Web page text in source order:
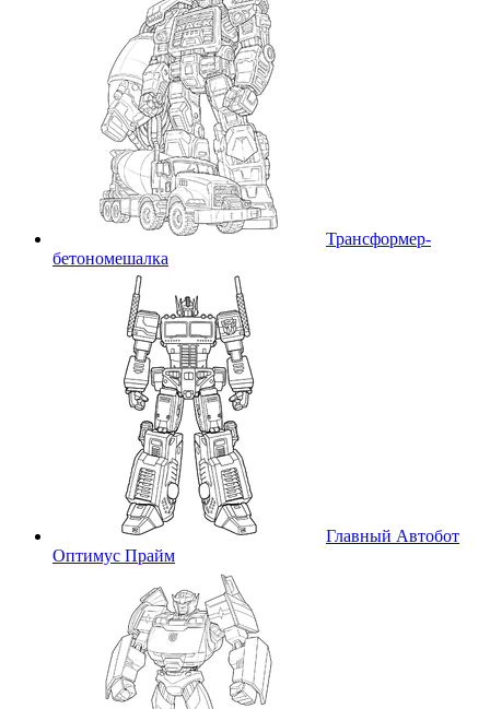
Трансформер-
бетономешалка
Главный Автобот
Оптимус Прайм